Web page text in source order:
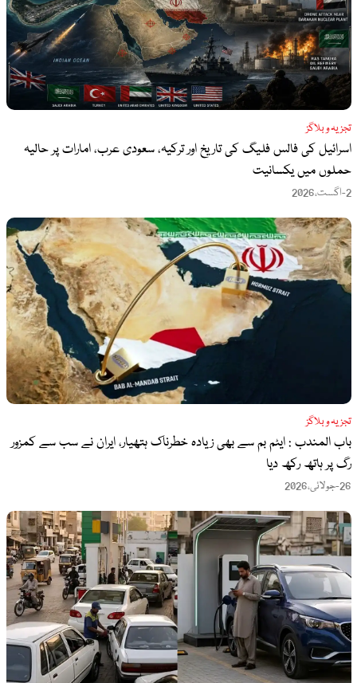
تجزیہ و بلاگز
اسرائیل کی فالس فلیگ کی تاریخ اور ترکیہ، سعودی عرب، امارات پر حالیہ
حملوں میں یکسانیت
2-اگست،2026
تجزیہ و بلاگز
باب المندب : ایٹم بم سے بھی زیادہ خطرناک ہتھیار، ایران نے سب سے کمزور
رگ پر ہاتھ رکھ دیا
26-جولائی،2026